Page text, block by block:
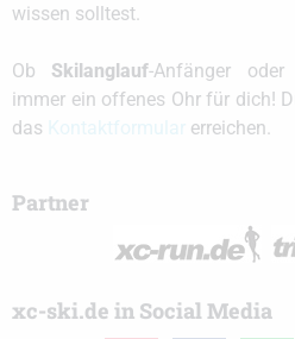
wissen solltest.
Ob Skilanglauf-Anfänger
immer ein offenes Ohr für dich!
das
erreichen.
Partner
xc-ski.de in Social Media